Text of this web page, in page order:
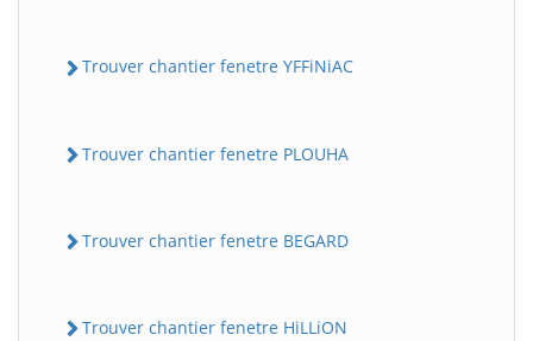
Trouver chantier fenetre YFFiNiAC
Trouver chantier fenetre PLOUHA
Trouver chantier fenetre BEGARD
Trouver chantier fenetre HiLLiON